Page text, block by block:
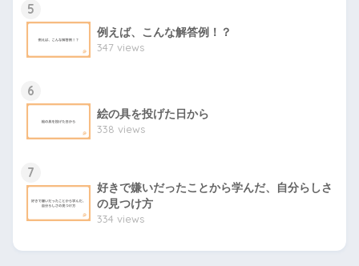
5
例えば、こんな解答例！？
347 views
6
絵の具を投げた日から
338 views
7
好きで嫌いだったことから学んだ、自分らしさ
の見つけ方
334 views